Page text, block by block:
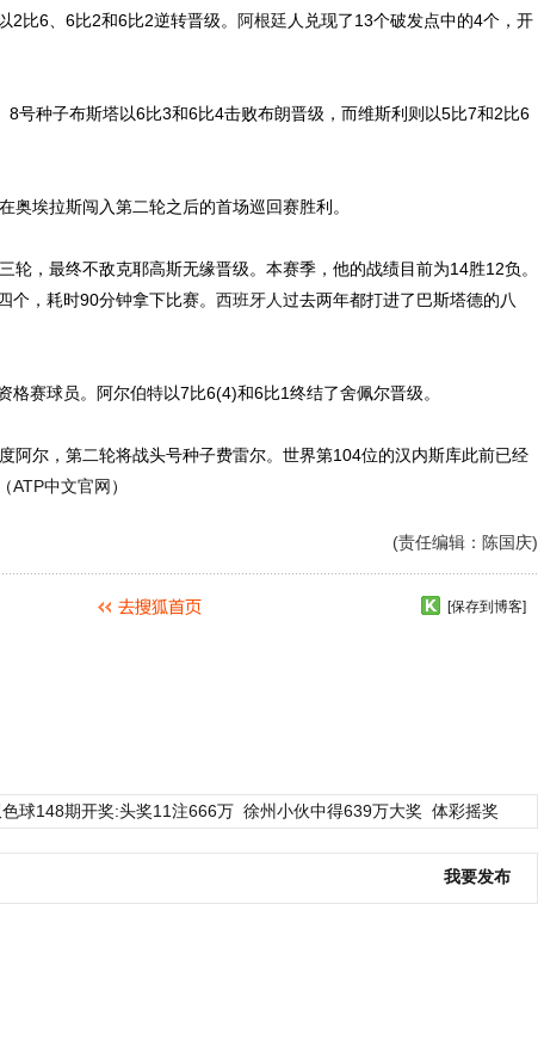
6、6比2和6比2逆转晋级。 阿根廷 人兑现了13个破发点中的4个，开
种子布斯塔以6比3和6比4击败布朗晋级，而维斯利则以5比7和2比6
埃拉斯闯入第二轮之后的首场巡回赛胜利。
，最终不敌克耶高斯无缘晋级。本赛季，他的战绩目前为14胜12负。
个，耗时90分钟拿下比赛。 西班牙人过去两年都打进了巴斯塔德的八
赛球员。阿尔伯特以7比6(4)和6比1终结了舍佩尔晋级。
尔，第二轮将战头号种子费雷尔。世界第104位的汉内斯库此前已经
ATP中文官网 ）
(责任编辑：陈国庆)
[保存到博客]
球148期开奖:头奖11注666万 徐州小伙中得639万大奖 体彩摇奖
我要发布